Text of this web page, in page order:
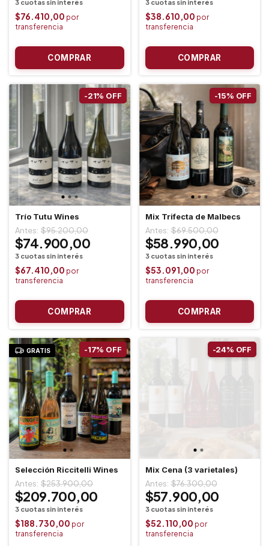
$76.410,00 $38.610,00
Trío Tutu Wines
-21% OFF
$74.900,00
$95.200,00
$67.410,00
Mix Trifecta de Malbecs
-15% OFF
$58.990,00
$69.500,00
$53.091,00
GRATIS
Selección Riccitelli Wines
-17% OFF
$209.700,00
$253.900,00
$188.730,00
Mix Cena (3 varietales)
-24% OFF
$57.900,00
$76.300,00
$52.110,00